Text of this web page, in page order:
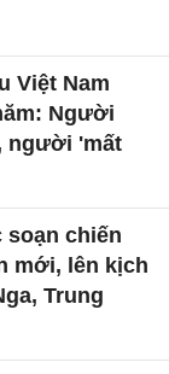
Việt Nam
Người
người 'mất
soạn chiến
mới, lên kịch
Trung